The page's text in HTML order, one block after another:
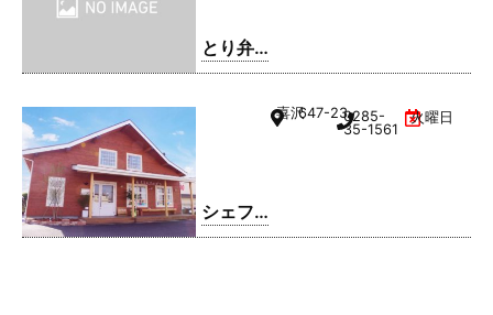
とり弁
鶏 小山
シェフ
レ
喜沢647-230285-
35-1561
火曜日